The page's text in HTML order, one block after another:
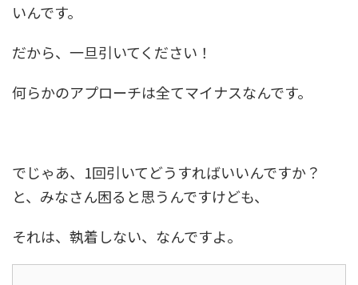
いんです。
だから、一旦引いてください！
何らかのアプローチは全てマイナスなんです。
でじゃあ、1回引いてどうすればいいんですか？
と、みなさん困ると思うんですけども、
それは、執着しない、なんですよ。